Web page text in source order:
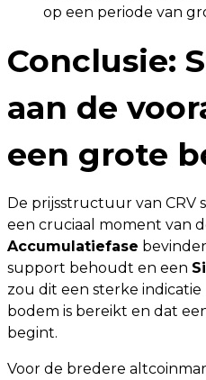
op een periode van
Conclusie:
aan de
een grote
De prijsstructuur van CRV
een cruciaal moment van
Accumulatiefase
support behoudt en een
zou dit een sterke
bodem is bereikt en dat
begint.
Voor de bredere